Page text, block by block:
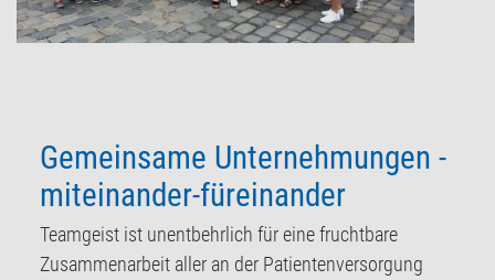
Gemeinsame Unternehmungen -
miteinander-füreinander
Teamgeist ist unentbehrlich für eine fruchtbare
Zusammenarbeit aller an der Patientenversorgung